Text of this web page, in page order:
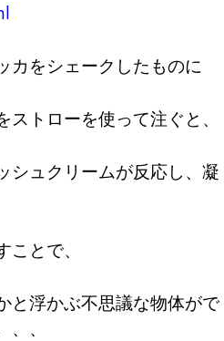
カをシェークしたものに
トローを使って注ぐと、
シュクリームが反応し、凝
とで、
と浮かぶ不思議な物体がで
、